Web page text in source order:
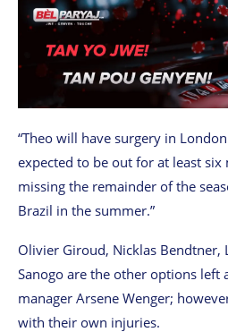
“Theo will have surgery in
expected to be out for at least
missing the remainder of the
Brazil in the summer.”
Olivier Giroud, Nicklas Bendtner,
Sanogo are the other options left
manager Arsene Wenger;
with their own injuries.